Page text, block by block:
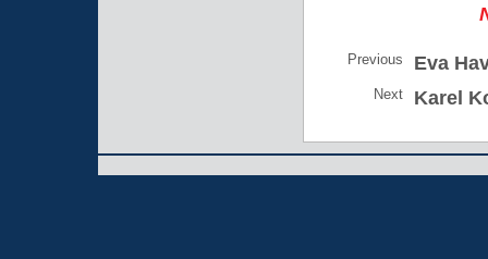
Previous Eva
Next Karel